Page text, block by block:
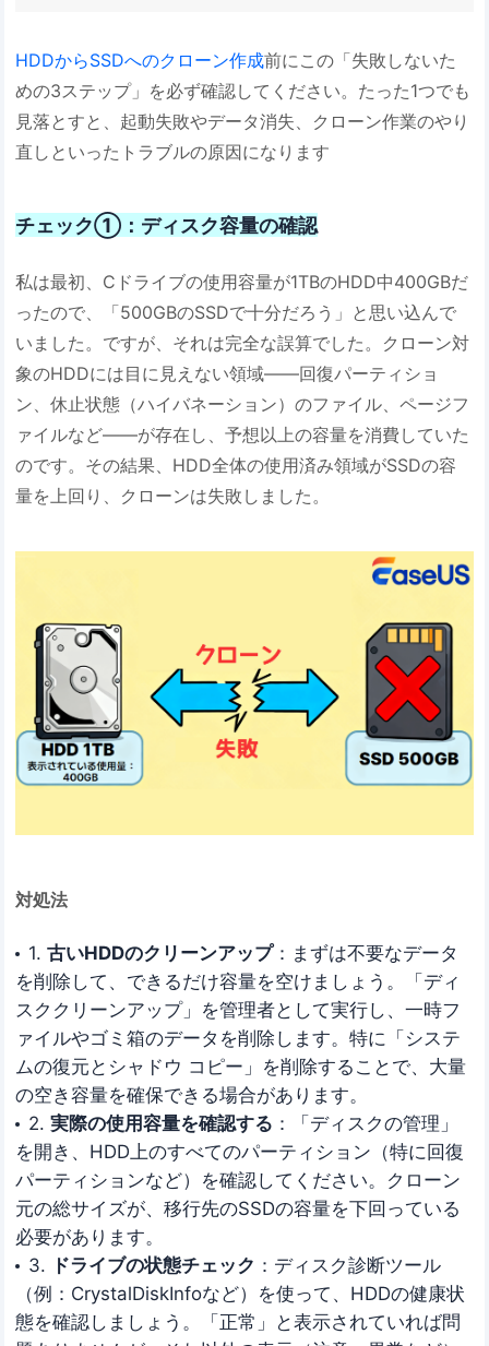
HDDからSSDへのクローン作成前にこの「失敗しないた
めの3ステップ」を必ず確認してください。たった1つでも
見落とすと、起動失敗やデータ消失、クローン作業のやり
直しといったトラブルの原因になります
チェック①：ディスク容量の確認
私は最初、Cドライブの使用容量が1TBのHDD中400GBだ
ったので、「500GBのSSDで十分だろう」と思い込んで
いました。ですが、それは完全な誤算でした。クローン対
象のHDDには目に見えない領域――回復パーティショ
ン、休止状態（ハイバネーション）のファイル、ページフ
ァイルなど――が存在し、予想以上の容量を消費していた
のです。その結果、HDD全体の使用済み領域がSSDの容
量を上回り、クローンは失敗しました。
対処法
1. 古いHDDのクリーンアップ：まずは不要なデータ
を削除して、できるだけ容量を空けましょう。「ディ
スククリーンアップ」を管理者として実行し、一時フ
ァイルやゴミ箱のデータを削除します。特に「システ
ムの復元とシャドウ コピー」を削除することで、大量
の空き容量を確保できる場合があります。
2. 実際の使用容量を確認する ：「ディスクの管理」
を開き、HDD上のすべてのパーティション（特に回復
パーティションなど）を確認してください。クローン
元の総サイズが、移行先のSSDの容量を下回っている
必要があります。
3. ドライブの状態チェック ：ディスク診断ツール
（例：CrystalDiskInfoなど）を使って、HDDの健康状
態を確認しましょう。「正常」と表示されていれば問